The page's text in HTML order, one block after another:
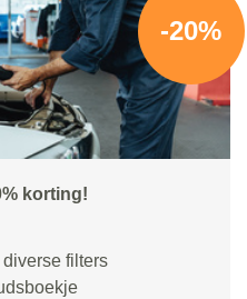
-20%
korting!
filters